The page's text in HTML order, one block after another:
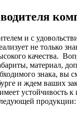
и с
не только
качества.
материал,
знака, вы
и ждем ваших
устойчивость
продукции: